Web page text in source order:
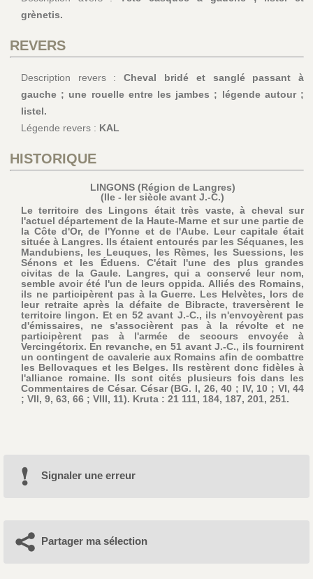
grènetis.
REVERS
Description revers :Cheval bridé et sanglé passant à
gauche ; une rouelle entre les jambes ; légende autour ;
listel.
Légende revers : KAL
HISTORIQUE
LINGONS (Région de Langres)
(IIe - Ier siècle avant J.-C.)
Le territoire des Lingons était très vaste, à cheval sur
l'actuel département de la Haute-Marne et sur une partie de
la Côte d'Or, de l'Yonne et de l'Aube. Leur capitale était
située à Langres. Ils étaient entourés par les Séquanes, les
Mandubiens, les Leuques, les Rèmes, les Suessions, les
Sénons et les Éduens. C'était l'une des plus grandes
civitas de la Gaule. Langres, qui a conservé leur nom,
semble avoir été l'un de leurs oppida. Alliés des Romains,
ils ne participèrent pas à la Guerre. Les Helvètes, lors de
leur retraite après la défaite de Bibracte, traversèrent le
territoire lingon. Et en 52 avant J.-C., ils n'envoyèrent pas
d'émissaires, ne s'associèrent pas à la révolte et ne
participèrent pas à l'armée de secours envoyée à
Vercingétorix. En revanche, en 51 avant J.-C., ils fournirent
un contingent de cavalerie aux Romains afin de combattre
les Bellovaques et les Belges. Ils restèrent donc fidèles à
l'alliance romaine. Ils sont cités plusieurs fois dans les
Commentaires de César. César (BG. I, 26, 40 ; IV, 10 ; VI, 44
; VII, 9, 63, 66 ; VIII, 11). Kruta : 21 111, 184, 187, 201, 251.
Signaler une erreur
Partager ma sélection